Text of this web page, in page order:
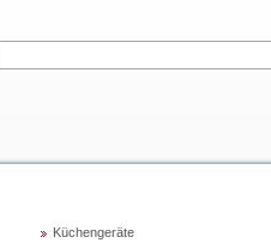
Küchengeräte